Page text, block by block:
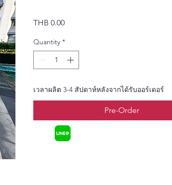
THB 0.00Price
Quantity *
เวลาผลิต 3-4 สัปดาห์หลังจากได้รับออร์เดอร์
Pre-Order